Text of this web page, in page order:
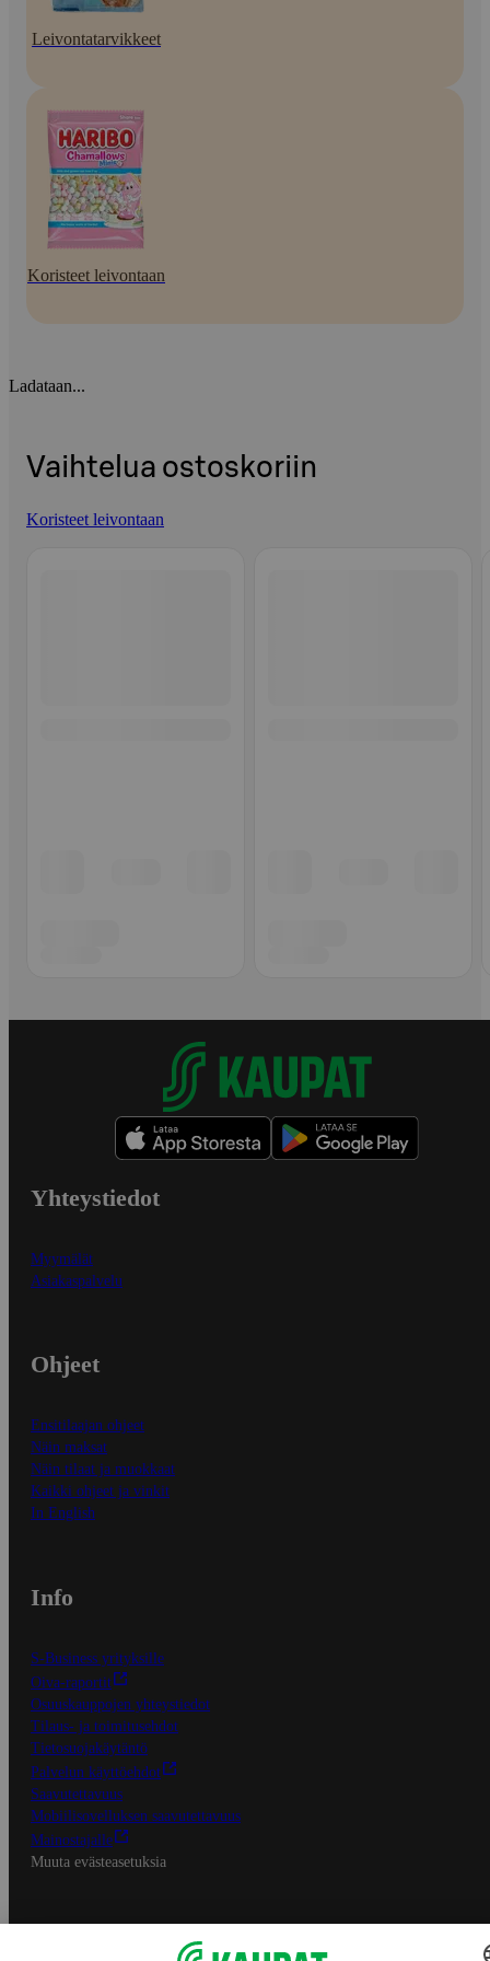
Leivontatarvikkeet
Koristeet leivontaan
Ladataan...
Vaihtelua ostoskoriin
Koristeet leivontaan
Yhteystiedot
Myymälät
Asiakaspalvelu
Ohjeet
Ensitilaajan ohjeet
Näin maksat
Näin tilaat ja muokkaat
Kaikki ohjeet ja vinkit
In English
Info
S-Business yrityksille
Oiva-raportit
Osuuskauppojen yhteystiedot
Tilaus- ja toimitusehdot
Tietosuojakäytäntö
Palvelun käyttöehdot
Saavutettavuus
Mobiilisovelluksen saavutettavuus
Mainostajalle
Muuta evästeasetuksia
S-ryhmän palvelut